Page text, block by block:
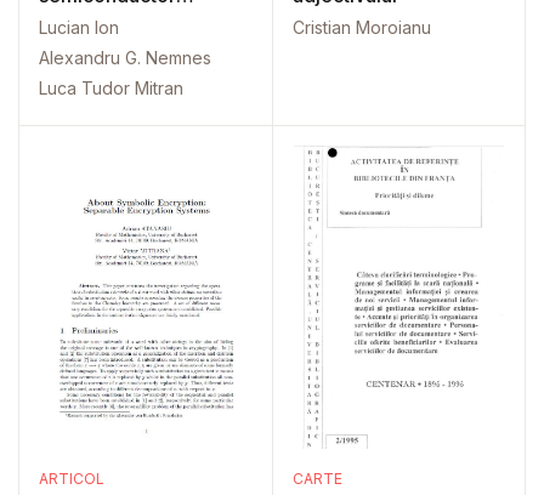
nanostructures
Lucian Ion
Alexandru G. Nemnes
Luca Tudor Mitran
Cristian Moroianu
ARTICOL CARTE